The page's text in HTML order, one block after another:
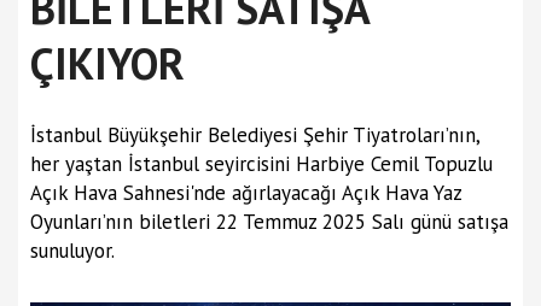
ÇIKIYOR
İstanbul Büyükşehir Belediyesi Şehir Tiyatroları’nın,
her yaştan İstanbul seyircisini Harbiye Cemil Topuzlu
Açık Hava Sahnesi'nde ağırlayacağı Açık Hava Yaz
Oyunları’nın biletleri 22 Temmuz 2025 Salı günü satışa
sunuluyor.